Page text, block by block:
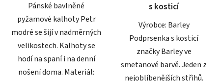
Pánské bavlněné
pyžamové kalhoty Petr
modré se šijí v nadměrných
velikostech. Kalhoty se
hodí na spaní i na denní
nošení doma. Materiál:
s kosticí
Výrobce: Barley
Podprsenka s kosticí
značky Barley ve
smetanové barvě. Jeden z
nejoblíbenějších střihů.